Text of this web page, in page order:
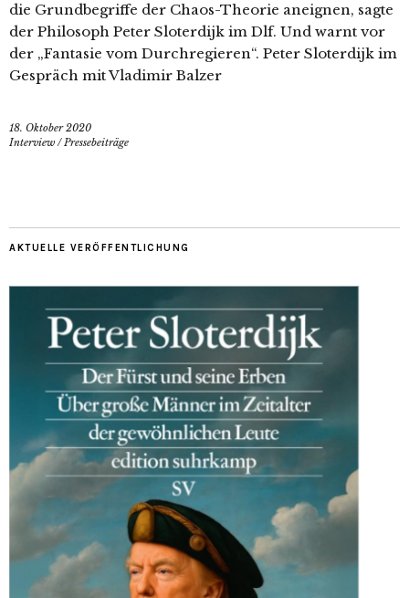
die Grundbegriffe der Chaos-Theorie aneignen, sagte
der Philosoph Peter Sloterdijk im Dlf. Und warnt vor
der „Fantasie vom Durchregieren“. Peter Sloterdijk im
Gespräch mit Vladimir Balzer
18. Oktober 2020
Interview /Pressebeiträge
AKTUELLE VERÖFFENTLICHUNG